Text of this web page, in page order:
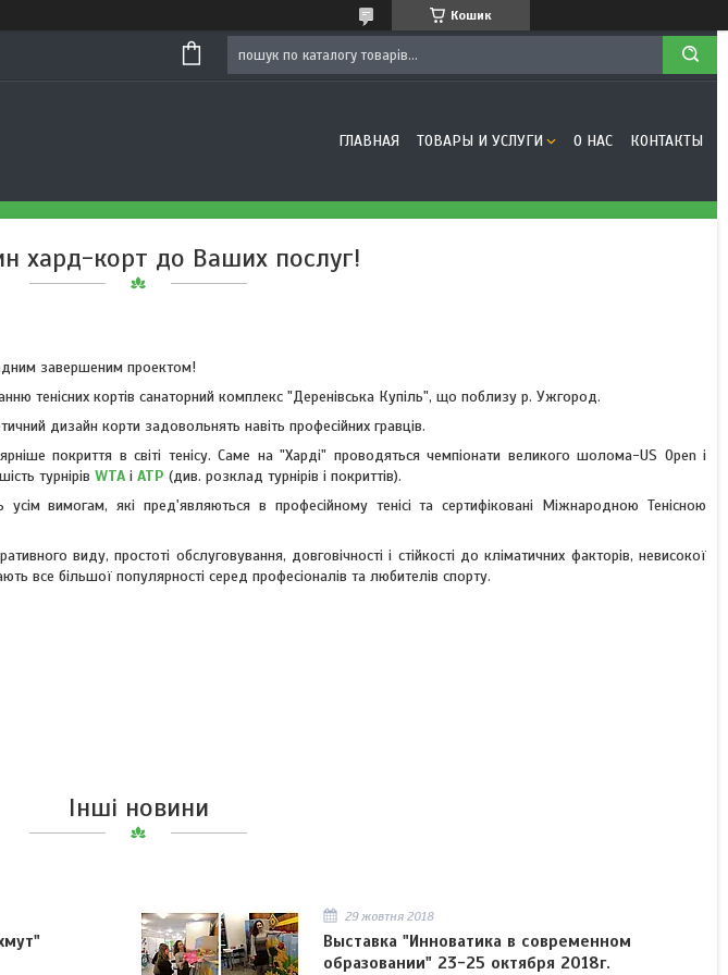
Кошик
ГЛАВНАЯ ТОВАРЫ И УСЛУГИ О НАС КОНТАКТЫ
хард-корт до Ваших послуг!
завершеним проектом!
тенісних кортів санаторний комплекс "Деренівська Купіль", що поблизу р. Ужгород.
дизайн корти задовольнять навіть професійних гравців.
покриття в світі тенісу. Саме на "Харді" проводяться чемпіонати великого шолома-US Open і
турнірів WTA і ATP (див. розклад турнірів і покриттів).
усім вимогам, які пред'являються в професійному тенісі та сертифіковані Міжнародною Тенісною
виду, простоті обслуговування, довговічності і стійкості до кліматичних факторів, невисокої
все більшої популярності серед професіоналів та любителів спорту.
Інші новини
29 жовтня 2018
Выставка "Инноватика в современном
образовании" 23-25 октября 2018г.